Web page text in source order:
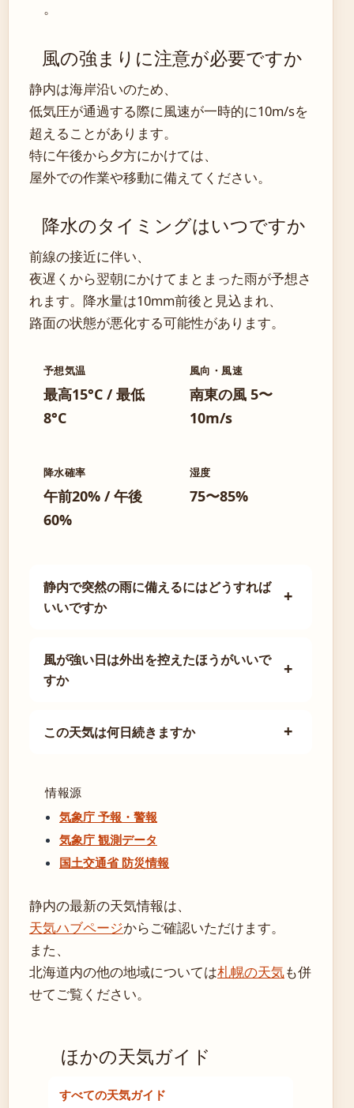
。
風の強まりに注意が必要ですか
静内は海岸沿いのため、
低気圧が通過する際に風速が一時的に10m/sを
超えることがあります。
特に午後から夕方にかけては、
屋外での作業や移動に備えてください。
降水のタイミングはいつですか
前線の接近に伴い、
夜遅くから翌朝にかけてまとまった雨が予想さ
れます。降水量は10mm前後と見込まれ、
路面の状態が悪化する可能性があります。
予想気温
最高15°C / 最低
8°C
風向・風速
南東の風 5〜
10m/s
降水確率
午前20% / 午後
60%
湿度
75〜85%
静内で突然の雨に備えるにはどうすれば
いいですか
風が強い日は外出を控えたほうがいいで
すか
この天気は何日続きますか
情報源
気象庁 予報・警報
気象庁 観測データ
国土交通省 防災情報
静内の最新の天気情報は、
天気ハブページからご確認いただけます。
また、
北海道内の他の地域については札幌の天気も併
せてご覧ください。
ほかの天気ガイド
すべての天気ガイド